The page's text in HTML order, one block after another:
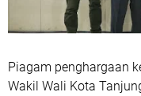
Piagam penghargaan
Wakil Wali Kota